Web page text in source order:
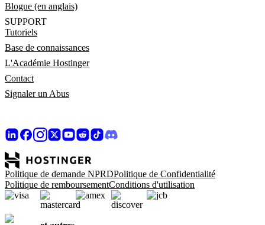
Blogue (en anglais)
SUPPORT
Tutoriels
Base de connaissances
L'Académie Hostinger
Contact
Signaler un Abus
Politique de demande NPRDPolitique de Confidentialité
Politique de remboursementConditions d'utilisation